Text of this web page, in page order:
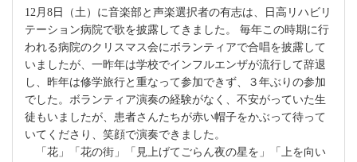
12月8日（土）に音楽部と声楽選択者の有志は、日高リハビリ
テーション病院で歌を披露してきました。 毎年この時期に行
われる病院のクリスマス会にボランティアで合唱を披露して
いましたが、一昨年は学校でインフルエンザが流行して辞退
し、昨年は修学旅行と重なって参加できず、３年ぶりの参加
でした。ボランティア演奏の経験がなく、不安がっていた生
徒もいましたが、患者さんたちが赤い帽子をかぶって待って
いてくださり、笑顔で演奏できました。
「花」「花の街」「見上げてごらん夜の星を」「上を向い